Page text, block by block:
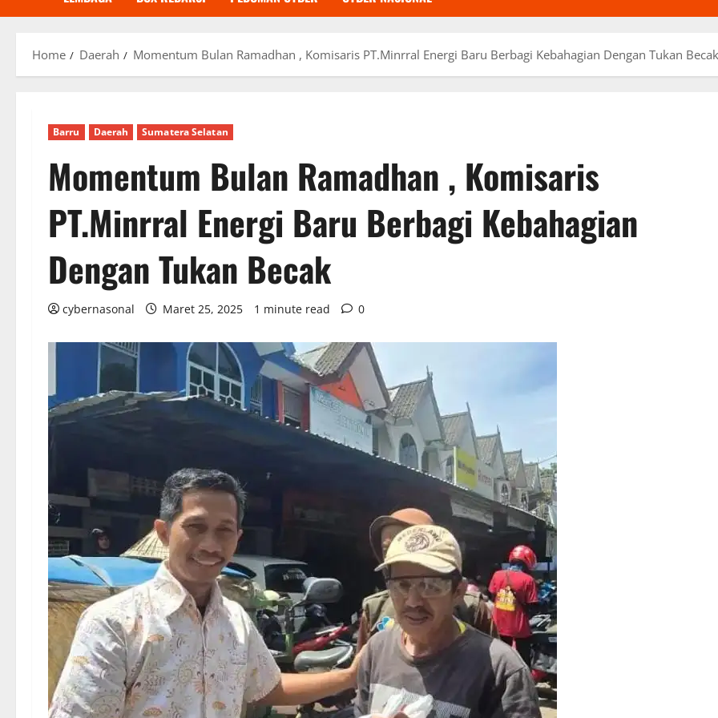
Home Daerah Momentum Bulan Ramadhan , Komisaris PT.Minrral Energi Baru Berbagi Kebahagian Dengan Tukan Becak
Barru Daerah Sumatera Selatan
Momentum Bulan Ramadhan , Komisaris
PT.Minrral Energi Baru Berbagi Kebahagian
Dengan Tukan Becak
cybernasonal Maret 25, 2025 1 minute read 0